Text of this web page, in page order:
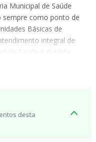
Municipal de Saúde
sempre como ponto de
Básicas de
integral de
de Saúde é dividida
a promoção e a
o diagnóstico, o
desta